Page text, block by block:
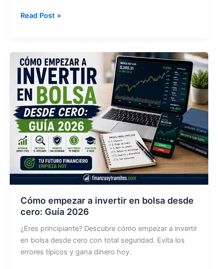
¿Qué
fondos
indexados
cómo
ganar
dinero?
2026
Read Post »
Cómo empezar a invertir en bolsa desde
cero: Guía 2026
¿Eres principiante? Descubre cómo empezar a invertir
en bolsa desde cero con total seguridad. Evita los
errores típicos y gana dinero hoy.